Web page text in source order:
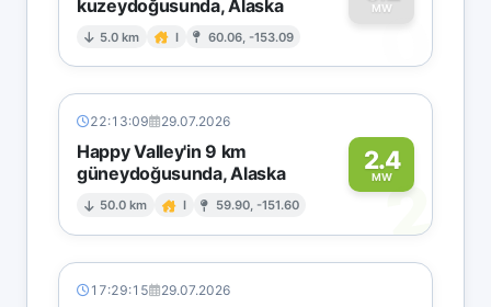
kuzeydoğusunda, Alaska
5.0 km I 60.06, -153.09
MW
0
22:13:09 29.07.2026
Happy Valley'in 9 km
güneydoğusunda, Alaska
50.0 km I 59.90, -151.60
2.4
MW2
17:29:15 29.07.2026